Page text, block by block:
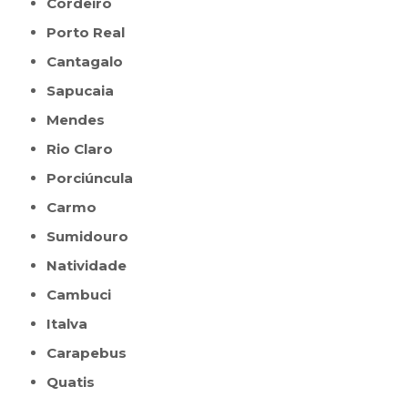
Porto Real
Cantagalo
Sapucaia
Mendes
Rio Claro
Porciúncula
Carmo
Sumidouro
Natividade
Cambuci
Italva
Carapebus
Quatis